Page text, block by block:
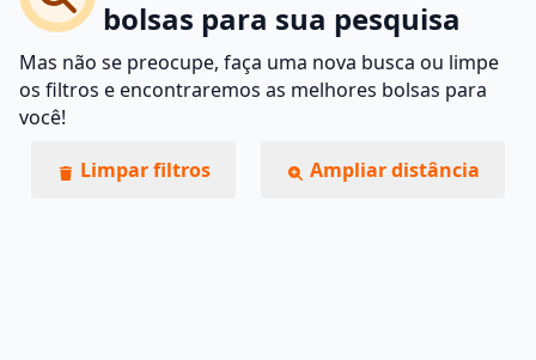
bolsas para sua pesquisa
Mas não se preocupe, faça uma nova busca ou limpe
os filtros e encontraremos as melhores bolsas para
você!
Limpar filtros
Ampliar distância